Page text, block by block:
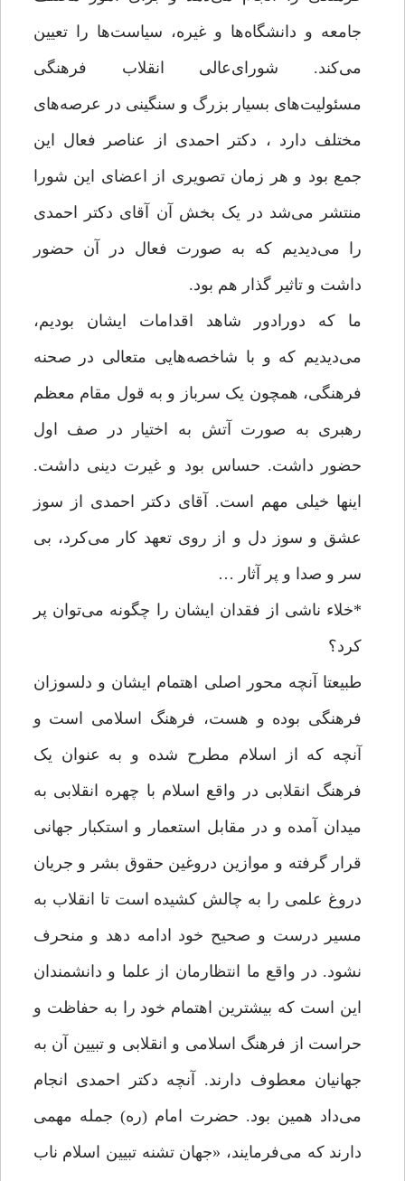
جامعه و دانشگاه‌ها و غیره، سیاست‌ها را تعیین
می‌کند. شورای‌عالی انقلاب فرهنگی
مسئولیت‌های بسیار بزرگ و سنگینی در عرصه‌های
مختلف دارد ، دکتر احمدی از عناصر فعال این
جمع بود و هر زمان تصویری از اعضای این شورا
منتشر می‌شد در یک بخش آن آقای دکتر احمدی
را می‌دیدیم که به صورت فعال در آن حضور
داشت و تاثیر گذار هم بود.
ما که دورادور شاهد اقدامات ایشان بودیم،
می‌دیدیم که و با شاخصه‌هایی متعالی در صحنه
فرهنگی، همچون یک سرباز و به قول مقام معظم
رهبری به صورت آتش به اختیار در صف اول
حضور داشت. حساس بود و غیرت دینی داشت.
اینها خیلی مهم است. آقای دکتر احمدی از سوز
عشق و سوز دل و از روی تعهد کار می‌کرد، بی
سر و صدا و پر آثار …
*خلاء ناشی از فقدان ایشان را چگونه می‌توان پر
کرد؟
طبیعتا آنچه محور اصلی اهتمام ایشان و دلسوزان
فرهنگی بوده و هست، فرهنگ اسلامی است و
آنچه که از اسلام مطرح شده و به عنوان یک
فرهنگ انقلابی در واقع اسلام با چهره انقلابی به
میدان آمده و در مقابل استعمار و استکبار جهانی
قرار گرفته و موازین دروغین حقوق بشر و جریان
دروغ علمی را به چالش کشیده است تا انقلاب به
مسیر درست و صحیح خود ادامه دهد و منحرف
نشود. در واقع ما انتظارمان از علما و دانشمندان
این است که بیشترین اهتمام خود را به حفاظت و
حراست از فرهنگ اسلامی و انقلابی و تبیین آن به
جهانیان معطوف دارند. آنچه دکتر احمدی انجام
می‌داد همین بود. حضرت امام (ره) جمله مهمی
دارند که می‌فرمایند، «جهان تشنه تبیین اسلام ناب